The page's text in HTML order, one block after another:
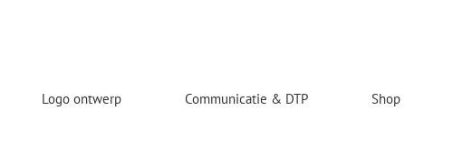
Logo ontwerp Communicatie & DTP Shop